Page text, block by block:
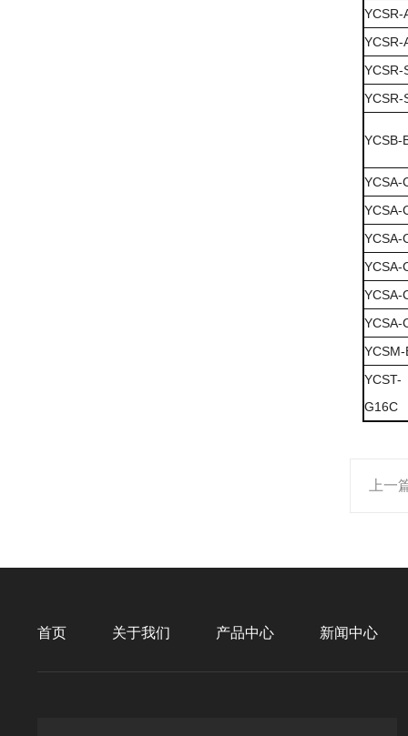
YCSR-
YCSR-
YCSR-
YCSR-
YCSB-
YCSA-
YCSA-
YCSA-
YCSA-
YCSA-
YCSA-
YCSM-
YCST-
G16C
上一
首页 关于我们 产品中心 新闻中心